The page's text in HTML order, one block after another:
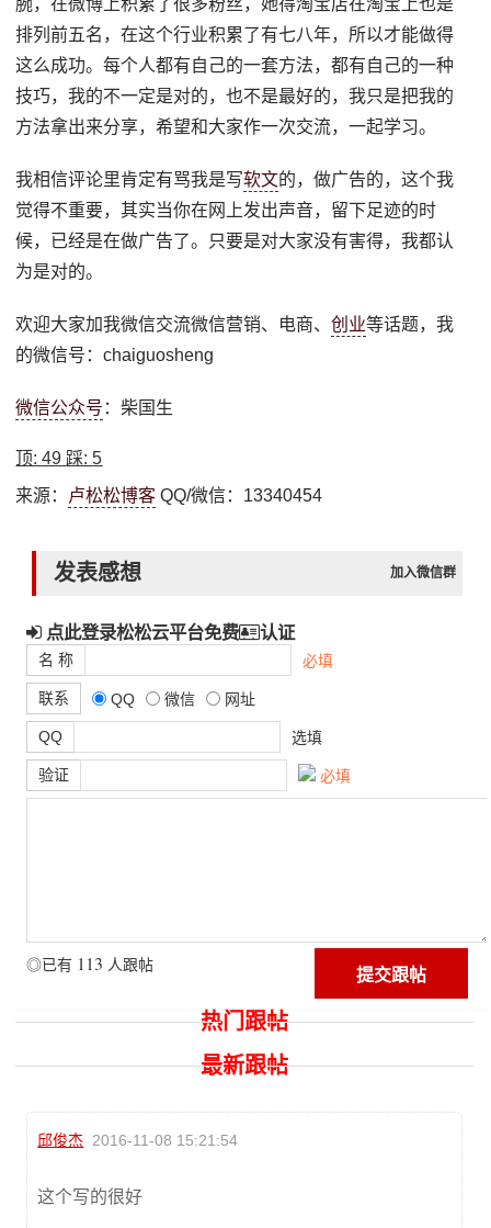
排列前五名，在这个行业积累了有七八年，所以才能做得
这么成功。每个人都有自己的一套方法，都有自己的一种
技巧，我的不一定是对的，也不是最好的，我只是把我的
方法拿出来分享，希望和大家作一次交流，一起学习。
我相信评论里肯定有骂我是写软文的，做广告的，这个我
觉得不重要，其实当你在网上发出声音，留下足迹的时
候，已经是在做广告了。只要是对大家没有害得，我都认
为是对的。
欢迎大家加我微信交流微信营销、电商、创业等话题，我
的微信号：chaiguosheng
微信公众号 ：柴国生
顶:49 踩:5
来源： 卢松松博客 QQ/微信：13340454
发表感想 加入微信群
点此登录松松云平台免费 认证
名 称 必填
联系 QQ 微信 网址
QQ 选填
验证 必填
◎已有 113 人跟帖
热门跟帖
最新跟帖
邱俊杰 2016-11-08 15:21:54
这个写的很好